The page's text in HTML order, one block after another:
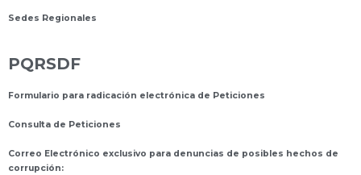
Sedes Regionales
PQRSDF
Formulario para radicación electrónica de Peticiones
Consulta de Peticiones
Correo Electrónico exclusivo para denuncias de posibles hechos de
corrupción: